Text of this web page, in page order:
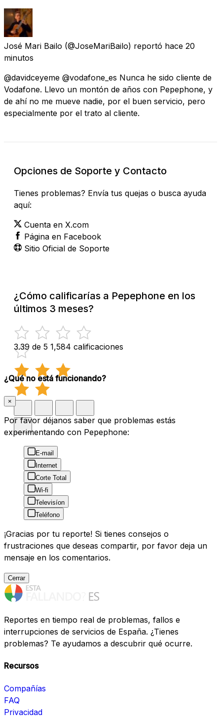
José Mari Bailo (@JoseMariBailo) reportó hace 20
minutos
@davidceyeme @vodafone_es Nunca he sido cliente de
Vodafone. Llevo un montón de años con Pepephone, y
de ahí no me mueve nadie, por el buen servicio, pero
especialmente por el trato al cliente.
Opciones de Soporte y Contacto
Tienes problemas? Envía tus quejas o busca ayuda
aquí:
Cuenta en X.com
Página en Facebook
Sitio Oficial de Soporte
¿Cómo calificarías a Pepephone en los
últimos 3 meses?
3.39 de 5 1,584 calificaciones
¿Qué no está funcionando?
×
Por favor déjanos saber que problemas estás
experimentando con Pepephone:
E-mail
Internet
Corte Total
Wi-fi
Televisíon
Teléfono
¡Gracias por tu reporte! Si tienes consejos o
frustraciones que deseas compartir, por favor deja un
mensaje en los comentarios.
Cerrar
Reportes en tiempo real de problemas, fallos e
interrupciones de servicios de España. ¿Tienes
problemas? Te ayudamos a descubrir qué ocurre.
Recursos
Compañías
FAQ
Privacidad